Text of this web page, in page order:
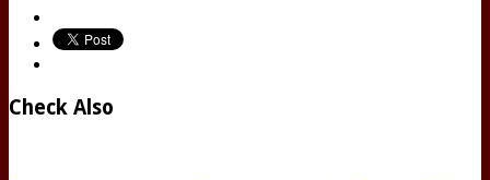
Check Also